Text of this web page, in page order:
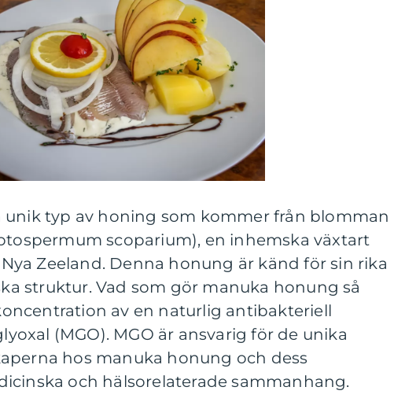
unik typ av honing som kommer från blomman
scoparium), en inhemska växtart
Zeeland. Denna honung är känd för sin rika
struktur. Vad som gör manuka honung så
av en naturlig antibakteriell
(MGO). MGO är ansvarig för de unika
hos manuka honung och dess
och hälsorelaterade sammanhang.